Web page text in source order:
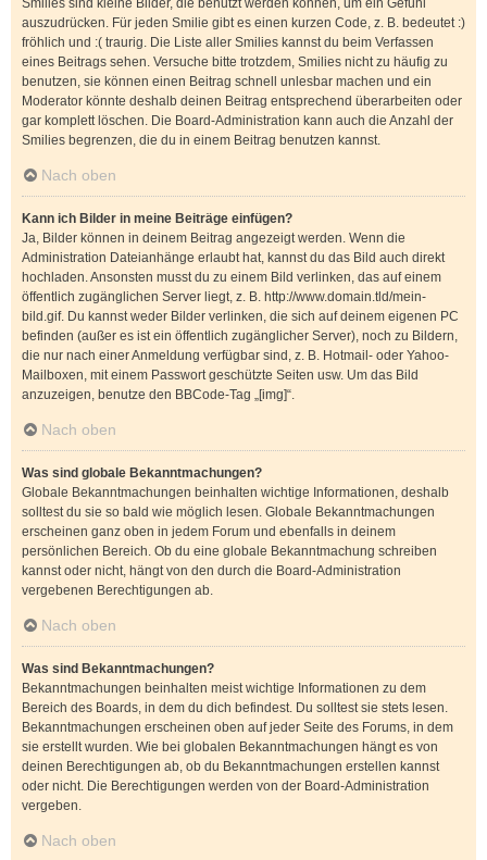
Smilies sind kleine Bilder, die benutzt werden können, um ein Gefühl
auszudrücken. Für jeden Smilie gibt es einen kurzen Code, z. B. bedeutet :)
fröhlich und :( traurig. Die Liste aller Smilies kannst du beim Verfassen
eines Beitrags sehen. Versuche bitte trotzdem, Smilies nicht zu häufig zu
benutzen, sie können einen Beitrag schnell unlesbar machen und ein
Moderator könnte deshalb deinen Beitrag entsprechend überarbeiten oder
gar komplett löschen. Die Board-Administration kann auch die Anzahl der
Smilies begrenzen, die du in einem Beitrag benutzen kannst.
Nach oben
Kann ich Bilder in meine Beiträge einfügen?
Ja, Bilder können in deinem Beitrag angezeigt werden. Wenn die
Administration Dateianhänge erlaubt hat, kannst du das Bild auch direkt
hochladen. Ansonsten musst du zu einem Bild verlinken, das auf einem
öffentlich zugänglichen Server liegt, z. B. http://www.domain.tld/mein-
bild.gif. Du kannst weder Bilder verlinken, die sich auf deinem eigenen PC
befinden (außer es ist ein öffentlich zugänglicher Server), noch zu Bildern,
die nur nach einer Anmeldung verfügbar sind, z. B. Hotmail- oder Yahoo-
Mailboxen, mit einem Passwort geschützte Seiten usw. Um das Bild
anzuzeigen, benutze den BBCode-Tag „[img]“.
Nach oben
Was sind globale Bekanntmachungen?
Globale Bekanntmachungen beinhalten wichtige Informationen, deshalb
solltest du sie so bald wie möglich lesen. Globale Bekanntmachungen
erscheinen ganz oben in jedem Forum und ebenfalls in deinem
persönlichen Bereich. Ob du eine globale Bekanntmachung schreiben
kannst oder nicht, hängt von den durch die Board-Administration
vergebenen Berechtigungen ab.
Nach oben
Was sind Bekanntmachungen?
Bekanntmachungen beinhalten meist wichtige Informationen zu dem
Bereich des Boards, in dem du dich befindest. Du solltest sie stets lesen.
Bekanntmachungen erscheinen oben auf jeder Seite des Forums, in dem
sie erstellt wurden. Wie bei globalen Bekanntmachungen hängt es von
deinen Berechtigungen ab, ob du Bekanntmachungen erstellen kannst
oder nicht. Die Berechtigungen werden von der Board-Administration
vergeben.
Nach oben